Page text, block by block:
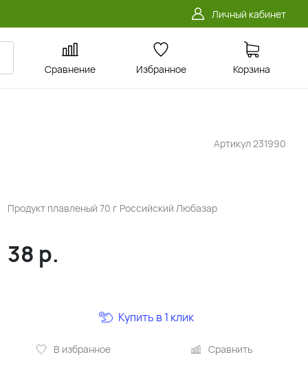
Личный кабинет
Сравнение Избранное Корзина
Артикул 231990
Продукт плавленый 70 г Российский Любазар
38 р.
В избранное Сравнить
Купить в 1 клик